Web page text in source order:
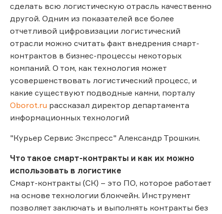
сделать всю логистическую отрасль качественно
другой. Одним из показателей все более
отчетливой цифровизации логистический
отрасли можно считать факт внедрения смарт-
контрактов в бизнес-процессы некоторых
компаний. О том, как технология может
усовершенствовать логистический процесс, и
какие существуют подводные камни, порталу
Oborot.ru рассказал директор департамента
информационных технологий
"Курьер Сервис Экспресс" Александр Трошкин.
Что такое смарт-контракты и как их можно
использовать в логистике
Смарт-контракты (СК) – это ПО, которое работает
на основе технологии блокчейн. Инструмент
позволяет заключать и выполнять контракты без